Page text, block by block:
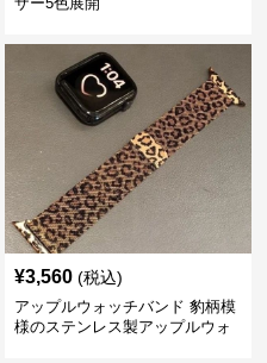
¥3,560 (税込)
アップルウォッチバンド 豹柄模
様のステンレス製アップルウォ